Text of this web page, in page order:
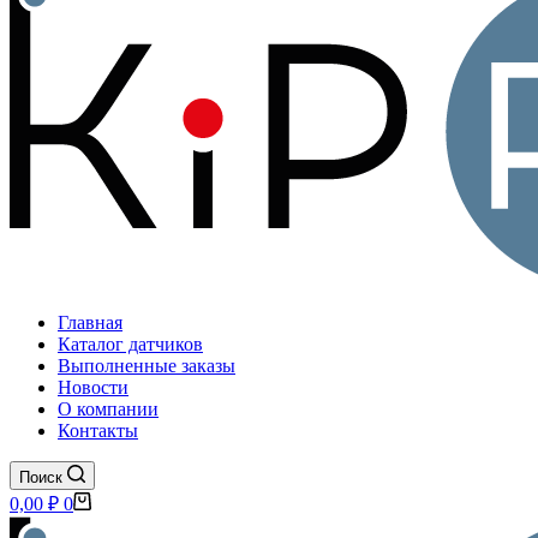
Главная
Каталог датчиков
Выполненные заказы
Новости
О компании
Контакты
Поиск
Корзина
0,00 ₽ 0